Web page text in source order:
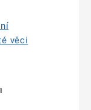
věci